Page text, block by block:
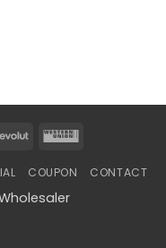
RevolutWestern
COUPON CONTACT